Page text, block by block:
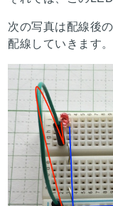
次の写真は配線後
配線していきます。